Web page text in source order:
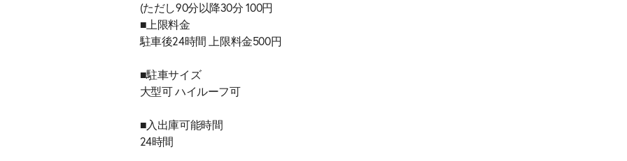
(ただし90分以降30分 100円
■上限料金
駐車後24時間 上限料金500円
■駐車サイズ
大型可 ハイルーフ可
■入出庫可能時間
24時間